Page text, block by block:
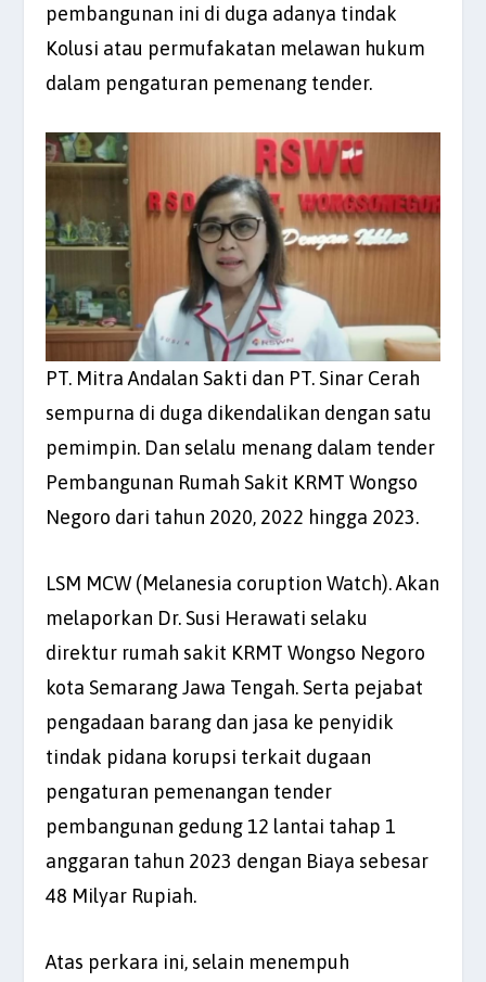
pembangunan ini di duga adanya tindak
Kolusi atau permufakatan melawan hukum
dalam pengaturan pemenang tender.
PT. Mitra Andalan Sakti dan PT. Sinar Cerah
sempurna di duga dikendalikan dengan satu
pemimpin. Dan selalu menang dalam tender
Pembangunan Rumah Sakit KRMT Wongso
Negoro dari tahun 2020, 2022 hingga 2023.
LSM MCW (Melanesia coruption Watch). Akan
melaporkan Dr. Susi Herawati selaku
direktur rumah sakit KRMT Wongso Negoro
kota Semarang Jawa Tengah. Serta pejabat
pengadaan barang dan jasa ke penyidik
tindak pidana korupsi terkait dugaan
pengaturan pemenangan tender
pembangunan gedung 12 lantai tahap 1
anggaran tahun 2023 dengan Biaya sebesar
48 Milyar Rupiah.
Atas perkara ini, selain menempuh